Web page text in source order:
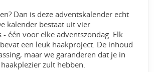
Dan is deze adventskalender echt
kalender bestaat uit vier
- één voor elke adventszondag. Elk
een leuk haakproject. De inhoud
maar we garanderen dat je in
zult hebben.